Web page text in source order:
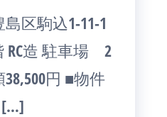
区駒込1-11-1
造 駐車場 2
円 ■物件
[…]